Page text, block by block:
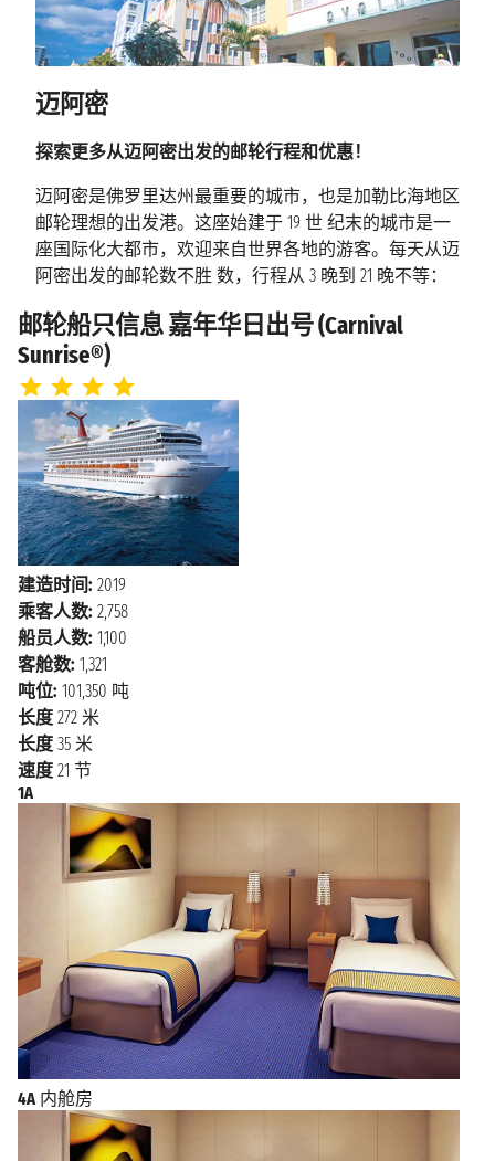
2027年3月15日星期一
上午8:00
迈阿密
迈阿密
探索更多从迈阿密出发的邮轮行程和优惠！
迈阿密是佛罗里达州最重要的城市，也是加勒比海地区
邮轮理想的出发港。这座始建于 19 世 纪末的城市是一
座国际化大都市，欢迎来自世界各地的游客。每天从迈
阿密出发的邮轮数不胜 数，行程从 3 晚到 21 晚不等：
与伦比 的价格预订您的下一个假期！
佛罗里达州的蓝天、热闹的夜生活和迷人的古巴文化，
让这座俯瞰大西洋的多语言城市充满了 活力。这里每
年还吸引了来自世界各地的公众人物来此度假，不仅如
此，迈阿密水族馆嬉戏的 海豚和鹦鹉丛林岛振翅飞翔
的热带鸟类也体现了当地优美的自然环境。
邮轮船只信息 嘉年华日出号 (Carnival
Sunrise®)
建造时间: 2019
乘客人数: 2,758
船员人数: 1,100
客舱数: 1,321
吨位: 101,350 吨
长度 272 米
长度 35 米
速度 21 节
1A
4A 内舱房